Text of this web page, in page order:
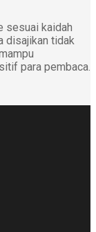
sesuai kaidah
disajikan tidak
para pembaca.